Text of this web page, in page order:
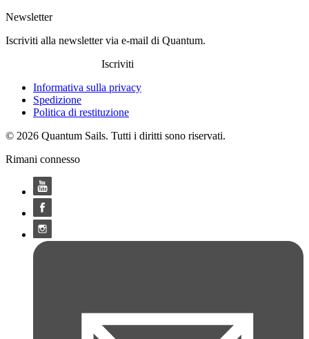
Newsletter
Iscriviti alla newsletter via e-mail di Quantum.
Iscriviti
Informativa sulla privacy
Spedizione
Politica di restituzione
© 2026 Quantum Sails. Tutti i diritti sono riservati.
Rimani connesso